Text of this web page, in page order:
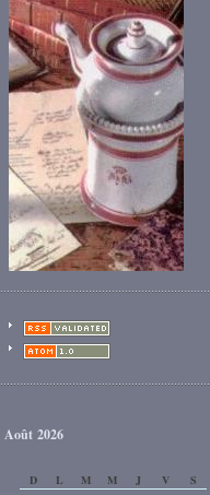
Août 2026
D L M M J V
S